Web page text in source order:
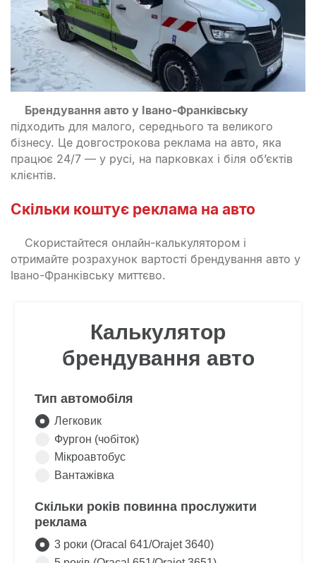
Брендування авто у Івано-Франківську
підходить для малого, середнього та великого
бізнесу. Це довгострокова реклама на авто, яка
працює 24/7 — у русі, на парковках і біля об’єктів
клієнтів.
Скільки коштує реклама на авто
Скористайтеся онлайн-калькулятором і
отримайте розрахунок вартості брендування авто у
Івано-Франківську миттєво.